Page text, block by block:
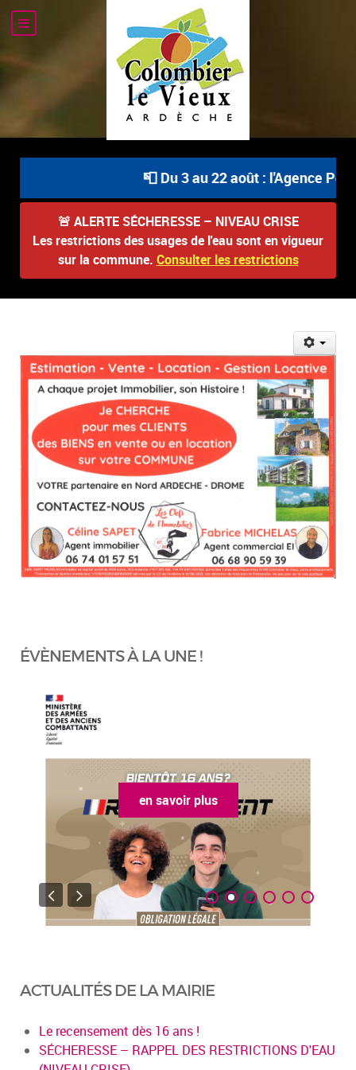
📮 Du 3 au 22 août : l'Agence
🚨 ALERTE SÉCHERESSE – NIVEAU CRISE
Les restrictions des usages de l'eau sont en vigueur
sur la commune. Consulter les restrictions
ÉVÈNEMENTS À LA UNE !
en savoir plus
ACTUALITÉS DE LA MAIRIE
Le recensement dès 16 ans !
SÉCHERESSE – RAPPEL DES RESTRICTIONS D'EAU